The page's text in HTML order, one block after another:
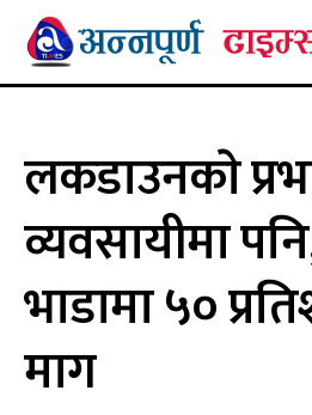
लकडाउनकाे
व्यवसायीमा
भाडामा ५०
माग